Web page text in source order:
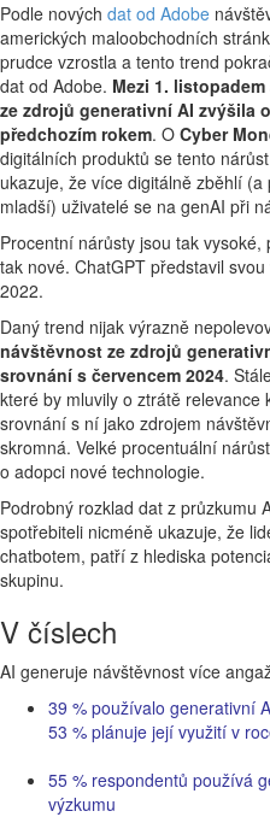
Podle nových dat od Adobe
amerických maloobchodních
prudce vzrostla a tento trend
dat od Adobe. Mezi 1.
ze zdrojů generativní AI zvýšila
předchozím rokem. O Cyber
digitálních produktů se tento
ukazuje, že více digitálně zběhlí
mladší) uživatelé se na genAI při
Procentní nárůsty jsou tak
tak nové. ChatGPT představil
2022.
Daný trend nijak výrazně
návštěvnost ze zdrojů
srovnání s červencem 2024.
které by mluvily o ztrátě relevance
srovnání s ní jako zdrojem
skromná. Velké procentuální
o adopci nové technologie.
Podrobný rozklad dat z průzkumu
spotřebiteli nicméně ukazuje, že
chatbotem, patří z hlediska
skupinu.
V číslech
AI generuje návštěvnost více
39 % používalo generativní
53 % plánuje její využití v
55 % respondentů používá
výzkumu